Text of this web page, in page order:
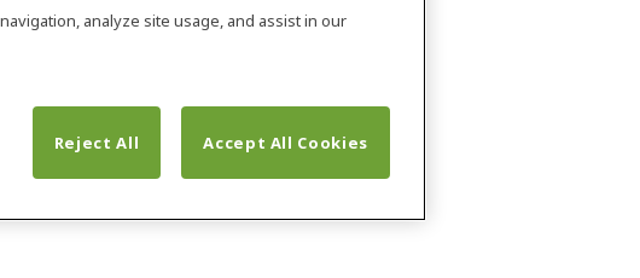
analyze site usage, and assist in our
Reject All
Accept All Cookies